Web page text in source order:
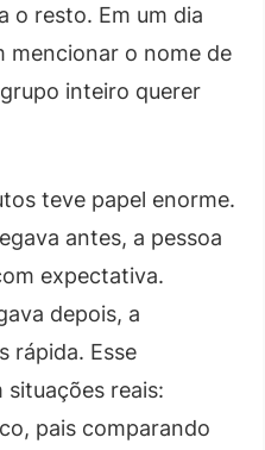
o resto. Em um dia
mencionar o nome de
inteiro querer
teve papel enorme.
antes, a pessoa
expectativa.
depois, a
rápida. Esse
reais:
pais comparando